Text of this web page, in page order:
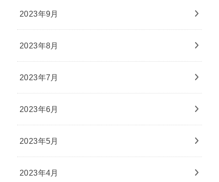
2023年9月
2023年8月
2023年7月
2023年6月
2023年5月
2023年4月